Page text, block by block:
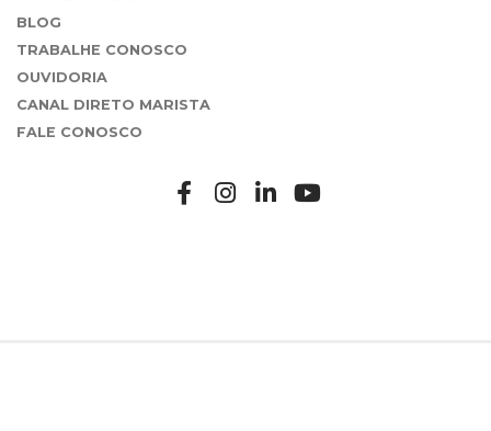
BLOG
TRABALHE CONOSCO
OUVIDORIA
CANAL DIRETO MARISTA
FALE CONOSCO